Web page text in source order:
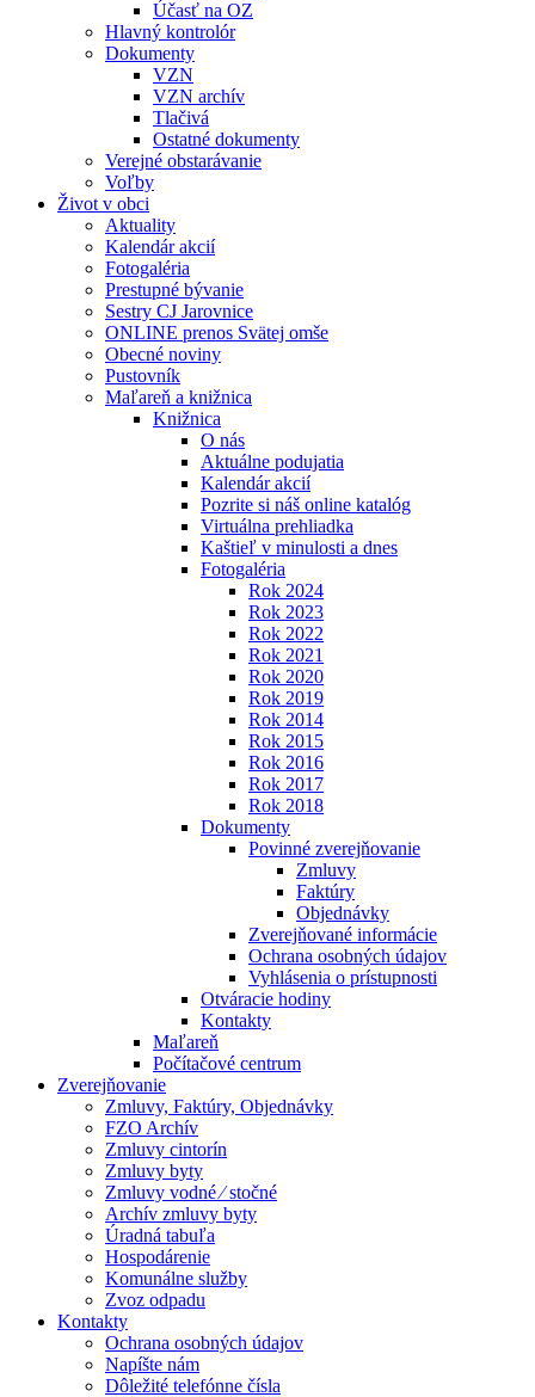
Účasť na OZ
Hlavný kontrolór
Dokumenty
VZN
VZN archív
Tlačivá
Ostatné dokumenty
Verejné obstarávanie
Voľby
Život v obci
Aktuality
Kalendár akcií
Fotogaléria
Prestupné bývanie
Sestry CJ Jarovnice
ONLINE prenos Svätej omše
Obecné noviny
Pustovník
Maľareň a knižnica
Knižnica
O nás
Aktuálne podujatia
Kalendár akcií
Pozrite si náš online katalóg
Virtuálna prehliadka
Kaštieľ v minulosti a dnes
Fotogaléria
Rok 2024
Rok 2023
Rok 2022
Rok 2021
Rok 2020
Rok 2019
Rok 2014
Rok 2015
Rok 2016
Rok 2017
Rok 2018
Dokumenty
Povinné zverejňovanie
Zmluvy
Faktúry
Objednávky
Zverejňované informácie
Ochrana osobných údajov
Vyhlásenia o prístupnosti
Otváracie hodiny
Kontakty
Maľareň
Počítačové centrum
Zverejňovanie
Zmluvy, Faktúry, Objednávky
FZO Archív
Zmluvy cintorín
Zmluvy byty
Zmluvy vodné ⁄ stočné
Archív zmluvy byty
Úradná tabuľa
Hospodárenie
Komunálne služby
Zvoz odpadu
Kontakty
Ochrana osobných údajov
Napíšte nám
Dôležité telefónne čísla